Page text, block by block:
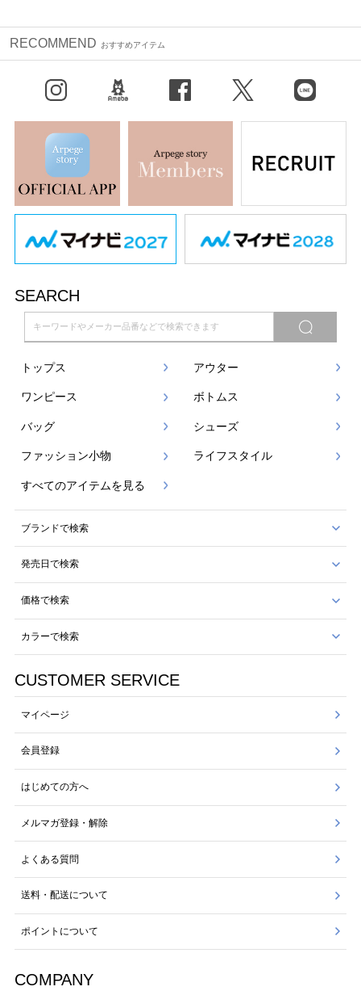
RECOMMEND おすすめアイテム
X（旧Twitter） LINE
SEARCH
トップス アウター
ワンピース ボトムス
バッグ シューズ
ファッション小物 ライフスタイル
すべてのアイテムを見る
ブランドで検索
発売日で検索
価格で検索
カラーで検索
CUSTOMER SERVICE
マイページ
会員登録
はじめての方へ
メルマガ登録・解除
よくある質問
送料・配送について
ポイントについて
COMPANY